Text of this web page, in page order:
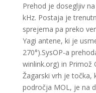
Prehod je dosegljiv
kHz. Postaja je
sprejema pa preko
Yagi antene, ki je
270°).SysOP-a
winlink.org) in Primož
Žagarski vrh je točka,
področja MOL, je na